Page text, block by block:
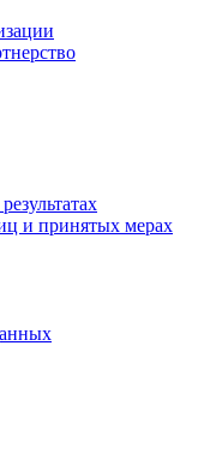
и принятых мерах